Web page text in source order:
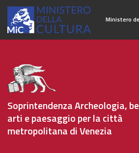
Ministero
Soprintendenza Archeologia,
arti e paesaggio per la città
metropolitana di Venezia